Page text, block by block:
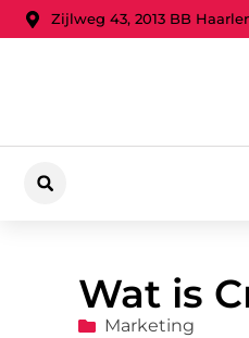
Zijlweg 43, 2013 BB
Wat is
Marketing